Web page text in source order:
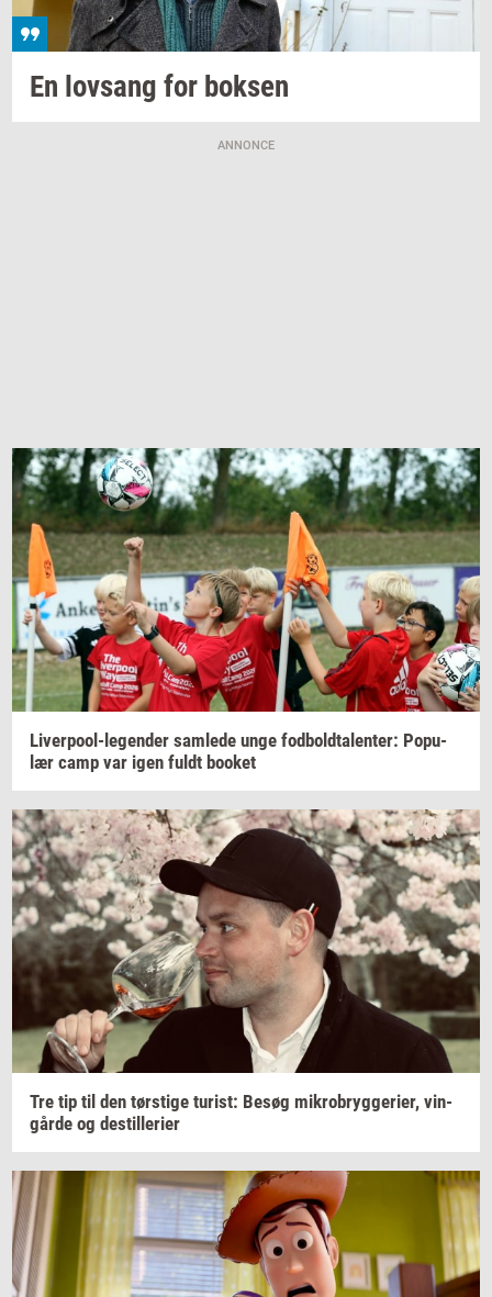
En lovsang for bok­sen
ANNONCE
Liverpool-​legender sam­le­de unge fod­bold­ta­len­ter: Po­pu­
lær camp var igen fuldt boo­k­et
Tre tip til den tørsti­ge turist: Besøg mi­kro­bryg­ge­ri­er, vin­
går­de og destil­le­ri­er